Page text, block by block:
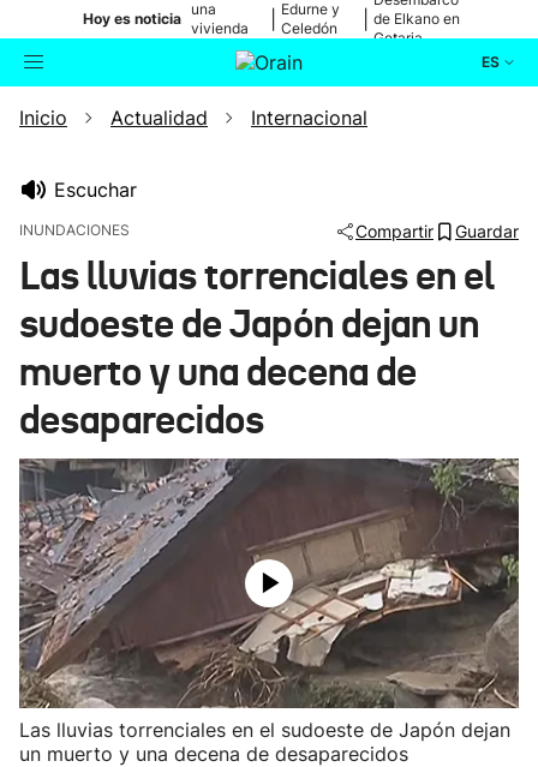
Hoy es noticia
una
vivienda
de Bilbao
Edurne y
Celedón
de Elkano en
Getaria
ES
Buscador Actualidad
Ikusmiran
Eguraldia
Inicio Actualidad Internacional
Escuchar
INUNDACIONES Compartir Guardar
Las lluvias torrenciales en el
sudoeste de Japón dejan un
muerto y una decena de
desaparecidos
Las lluvias torrenciales en el sudoeste de Japón dejan
un muerto y una decena de desaparecidos